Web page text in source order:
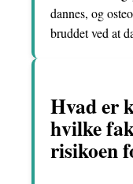
dannes, og
bruddet ved at
Hvad er
hvilke
risikoen